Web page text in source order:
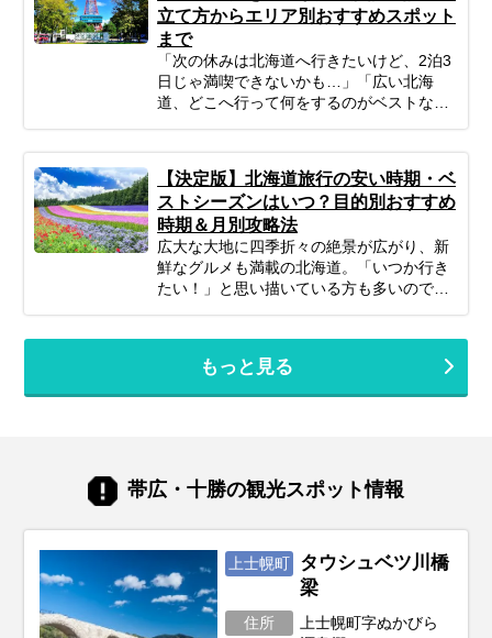
ミリーが北海道旅行を思いっきり楽しむた
めの、計画の立て方の基本から、子供が絶
対喜ぶおすすめスポット＆アクティビテ
ィ、ホテル選びの秘訣、そしてあると便利
な持ち物や注意点まで、パパママ目線で徹
る北海道旅行を実現しましょう♪
立て方からエリア別おすすめスポット
まで
「次の休みは北海道へ行きたいけど、2泊3
日じゃ満喫できないかも…」「広い北海
道、どこへ行って何をするのがベストな
な自然、美味しいグルメ、心癒される景色
をたっぷり楽しむことは可能です！この記
事では、忙しいあなたのために、2泊3日の
北海道旅行を最大限に楽しむための計画の
立て方から、エリア別の魅力、旅を充実さ
せるための秘訣まで、ぎゅっと凝縮してお
届けします。あなただけの特別な北海道旅
行を実現するためのヒントを見つけて、最
【決定版】北海道旅行の安い時期・ベ
ストシーズンはいつ？目的別おすすめ
時期＆月別攻略法
広大な大地に四季折々の絶景が広がり、新
鮮なグルメも満載の北海道。「いつか行き
たい！」と思い描いている方も多いのでは
シーズンはいつ？」と迷ってしまいますよ
ね。北海道は訪れる季節によって、気候は
い！」という想いを叶えるためには、ベス
トシーズン選びがとても重要。この記事で
るコツまで、北海道旅行を120%楽しむた
めの情報をお届けします！
もっと見る
帯広・十勝の観光スポット情報
上士幌町
タウシュベツ川橋
梁
住所
上士幌町字ぬかびら